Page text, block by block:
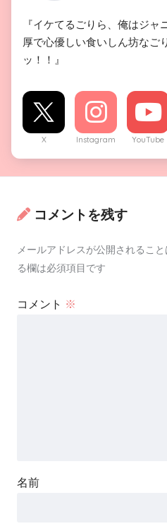
『イケてるごりら、俺はジ
厚で心優しい食いしん坊なご
ッ！！』
X Instagram YouTube
コメントを残す
メールアドレスが公開されること
る欄は必須項目です
コメント ※
名前